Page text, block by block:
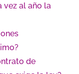
vez al año la
de